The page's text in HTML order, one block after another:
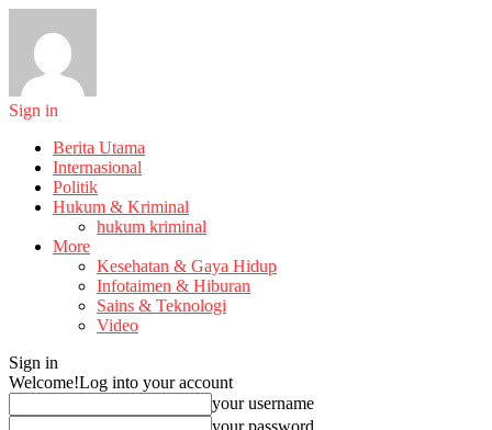
Sign in
Berita Utama
Internasional
Politik
Hukum & Kriminal
hukum kriminal
More
Kesehatan & Gaya Hidup
Infotaimen & Hiburan
Sains & Teknologi
Video
Sign in
Welcome!Log into your account
your username
your password